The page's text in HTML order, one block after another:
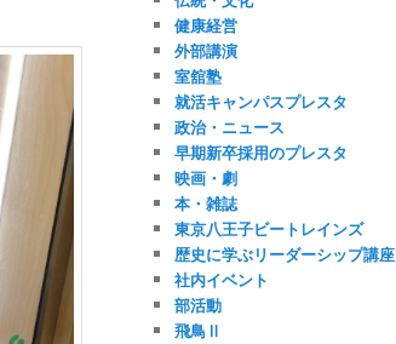
健康経営
外部講演
室舘塾
就活キャンパスプレスタ
政治・ニュース
早期新卒採用のプレスタ
映画・劇
本・雑誌
東京八王子ビートレインズ
歴史に学ぶリーダーシップ講座
社内イベント
部活動
飛鳥Ⅱ